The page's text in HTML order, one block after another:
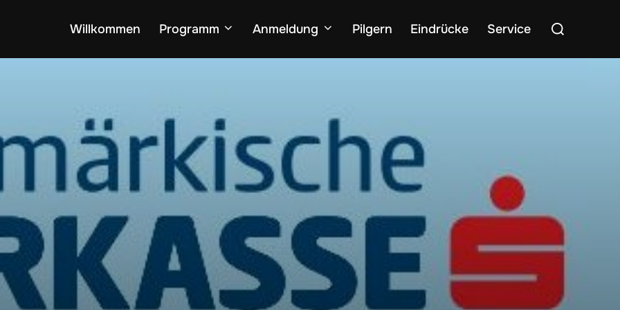
Willkommen Programm Anmeldung Pilgern Eindrücke Service
Suchen
nach: